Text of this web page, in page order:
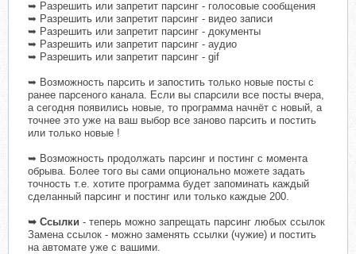
➥ Разрешить или запретит парсинг - голосовые сообщения
➥ Разрешить или запретит парсинг - видео записи
➥ Разрешить или запретит парсинг - документы
➥ Разрешить или запретит парсинг - аудио
➥ Разрешить или запретит парсинг - gif
➥ Возможность парсить и запостить только новые посты с
ранее парсеного канала. Если вы спарсили все посты вчера,
а сегодня появились новые, то программа начнёт с новый, а
точнее это уже на ваш выбор все заново парсить и постить
или только новые !
➥ Возможность продолжать парсинг и постинг с момента
обрыва. Более того вы сами опционально можете задать
точность т.е. хотите программа будет запоминать каждый
сделанный парсинг и постинг или только каждые 200.
➥ Ссылки - теперь можно запрещать парсинг любых ссылок
Замена ссылок - можно заменять ссылки (чужие) и постить
на автомате уже с вашими.